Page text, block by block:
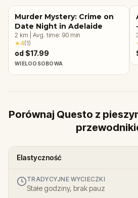
Murder Mystery: Crime on
Date Night in Adelaide
2 km Avg. time: 90 min
★4(1)
od $17.99
WIELOOSOBOWA
Porównaj Questo z
Elastyczność
TRADYCYJNE WYCIECZKI
Stałe godziny, brak pauz